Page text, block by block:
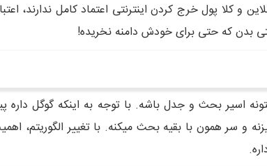
پول خرج کردن اینترنتی اعتماد کامل ندارند،
بدن که حتی برای خودش دامنه نخریده!
اسیر بحث و جدل باشه. با توجه به اینکه گوگل داره
همون با بقیه بحث میکنه. با تغییر الگوریتم،